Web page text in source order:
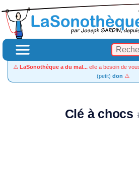
⚠️ LaSonothèque a du mal... elle a besoin de
(petit) don ⚠️
Clé à chocs